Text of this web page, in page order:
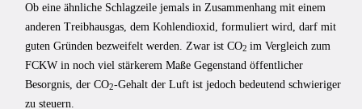
Ob eine ähnliche Schlagzeile jemals in Zusammenhang mit einem
anderen Treibhausgas, dem Kohlendioxid, formuliert wird, darf mit
guten Gründen bezweifelt werden. Zwar ist CO2 im Vergleich zum
FCKW in noch viel stärkerem Maße Gegenstand öffentlicher
Besorgnis, der CO2-Gehalt der Luft ist jedoch bedeutend schwieriger
zu steuern.